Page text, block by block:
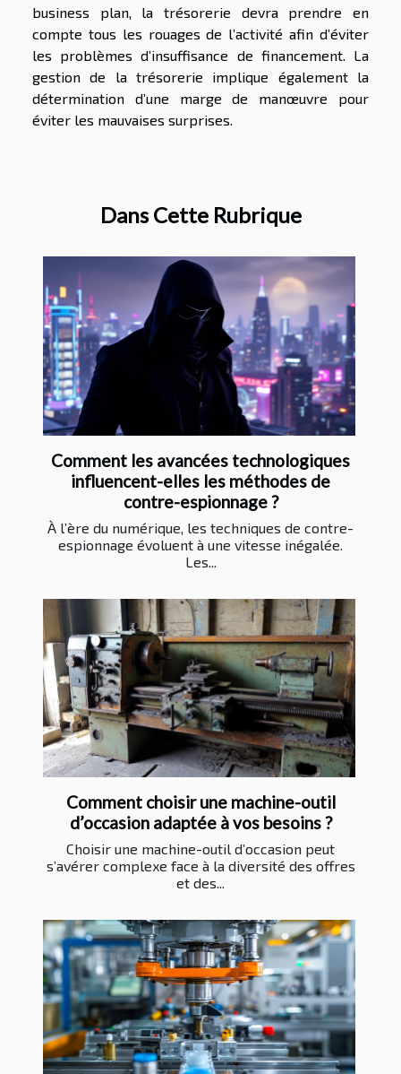
business plan, la trésorerie devra prendre en
compte tous les rouages de l’activité afin d’éviter
les problèmes d’insuffisance de financement. La
gestion de la trésorerie implique également la
détermination d’une marge de manœuvre pour
éviter les mauvaises surprises.
Dans Cette Rubrique
Comment les avancées technologiques
influencent-elles les méthodes de
contre-espionnage ?
À l’ère du numérique, les techniques de contre-
espionnage évoluent à une vitesse inégalée.
Les...
Comment choisir une machine-outil
d’occasion adaptée à vos besoins ?
Choisir une machine-outil d’occasion peut
s’avérer complexe face à la diversité des offres
et des...